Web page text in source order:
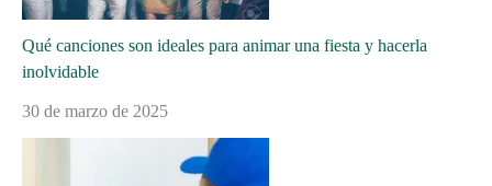
Qué canciones son ideales para animar una fiesta y hacerla
inolvidable
30 de marzo de 2025